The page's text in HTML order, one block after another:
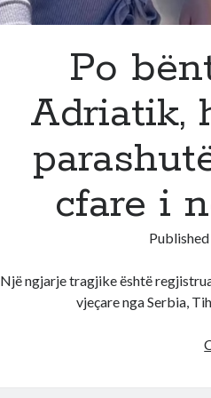
Po
Adriatik,
cfare i
Një ngjarje tragjike është
vjeçare nga Serbia,